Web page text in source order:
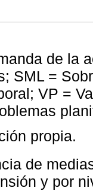
de la
SML =
VP =
propia.
de
y por